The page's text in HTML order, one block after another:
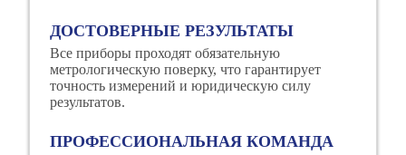
ДОСТОВЕРНЫЕ РЕЗУЛЬТАТЫ
Все приборы проходят обязательную
метрологическую поверку, что гарантирует
точность измерений и юридическую силу
результатов.
ПРОФЕССИОНАЛЬНАЯ КОМАНДА